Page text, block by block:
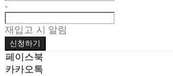
-
재입고 시 알림
신청하기
페이스북
카카오톡